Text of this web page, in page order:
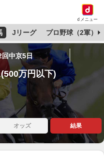
dメニュー
Jリーグ プロ野球（2軍）
中京5日
万円以下)
オッズ 結果